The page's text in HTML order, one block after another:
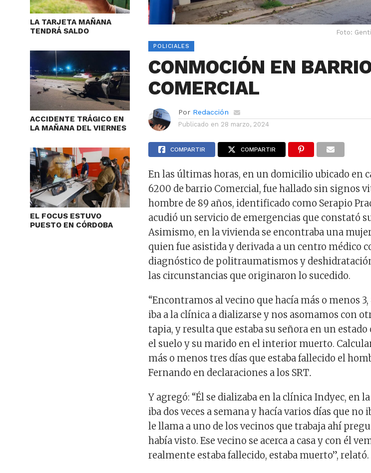
LA TARJETA MAÑANA
TENDRÁ SALDO
ACCIDENTE TRÁGICO EN
LA MAÑANA DEL VIERNES
EL FOCUS ESTUVO
PUESTO EN CÓRDOBA
Foto:
POLICIALES
CONMOCIÓN EN
COMERCIAL
Por Redacción
Publicado en 28 marzo, 2024
COMPARTIR COMPARTIR
En las últimas horas, en un domicilio ubicado en
6200 de barrio Comercial, fue hallado sin signos
hombre de 89 años, identificado como Serapio
acudió un servicio de emergencias que constató
Asimismo, en la vivienda se encontraba una mujer
quien fue asistida y derivada a un centro médico
diagnóstico de politraumatismos y
las circunstancias que originaron lo sucedido.
“Encontramos al vecino que hacía más o menos
iba a la clínica a dializarse y nos asomamos con
tapia, y resulta que estaba su señora en un
el suelo y su marido en el interior muerto.
más o menos tres días que estaba fallecido el
Fernando en declaraciones a los SRT.
Y agregó: “Él se dializaba en la clínica Indyec, en
iba dos veces a semana y hacía varios días que no
le llama a uno de los vecinos que trabaja ahí
había visto. Ese vecino se acerca a casa y con él
realmente estaba fallecido, estaba muerto”, relató.